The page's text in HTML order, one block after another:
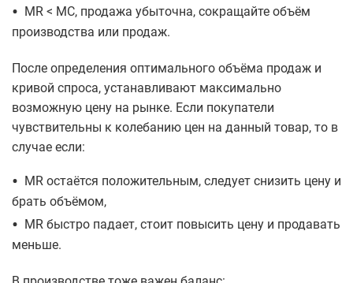
• MR < MC, продажа убыточна, сокращайте объём
производства или продаж.
После определения оптимального объёма продаж и
кривой спроса, устанавливают максимально
возможную цену на рынке. Если покупатели
чувствительны к колебанию цен на данный товар, то в
случае если:
• MR остаётся положительным, следует снизить цену и
брать объёмом,
• MR быстро падает, стоит повысить цену и продавать
меньше.